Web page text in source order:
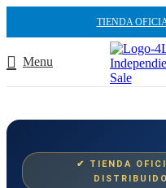
TIENDA
Menu
✔ TIENDA